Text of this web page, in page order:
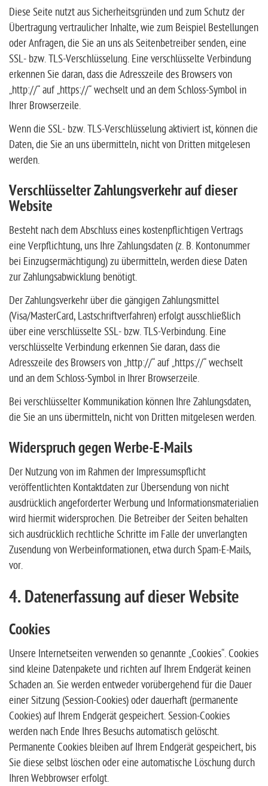
Diese Seite nutzt aus Sicherheitsgründen und zum Schutz der
Übertragung vertraulicher Inhalte, wie zum Beispiel Bestellungen
oder Anfragen, die Sie an uns als Seitenbetreiber senden, eine
SSL- bzw. TLS-Verschlüsselung. Eine verschlüsselte Verbindung
erkennen Sie daran, dass die Adresszeile des Browsers von
„http://“ auf „https://“ wechselt und an dem Schloss-Symbol in
Ihrer Browserzeile.
Wenn die SSL- bzw. TLS-Verschlüsselung aktiviert ist, können die
Daten, die Sie an uns übermitteln, nicht von Dritten mitgelesen
werden.
Verschlüsselter Zahlungsverkehr auf dieser
Website
Besteht nach dem Abschluss eines kostenpflichtigen Vertrags
eine Verpflichtung, uns Ihre Zahlungsdaten (z. B. Kontonummer
bei Einzugsermächtigung) zu übermitteln, werden diese Daten
zur Zahlungsabwicklung benötigt.
Der Zahlungsverkehr über die gängigen Zahlungsmittel
(Visa/MasterCard, Lastschriftverfahren) erfolgt ausschließlich
über eine verschlüsselte SSL- bzw. TLS-Verbindung. Eine
verschlüsselte Verbindung erkennen Sie daran, dass die
Adresszeile des Browsers von „http://“ auf „https://“ wechselt
und an dem Schloss-Symbol in Ihrer Browserzeile.
Bei verschlüsselter Kommunikation können Ihre Zahlungsdaten,
die Sie an uns übermitteln, nicht von Dritten mitgelesen werden.
Widerspruch gegen Werbe-E-Mails
Der Nutzung von im Rahmen der Impressumspflicht
veröffentlichten Kontaktdaten zur Übersendung von nicht
ausdrücklich angeforderter Werbung und Informationsmaterialien
wird hiermit widersprochen. Die Betreiber der Seiten behalten
sich ausdrücklich rechtliche Schritte im Falle der unverlangten
Zusendung von Werbeinformationen, etwa durch Spam-E-Mails,
vor.
4. Datenerfassung auf dieser Website
Cookies
Unsere Internetseiten verwenden so genannte „Cookies“. Cookies
sind kleine Datenpakete und richten auf Ihrem Endgerät keinen
Schaden an. Sie werden entweder vorübergehend für die Dauer
einer Sitzung (Session-Cookies) oder dauerhaft (permanente
Cookies) auf Ihrem Endgerät gespeichert. Session-Cookies
werden nach Ende Ihres Besuchs automatisch gelöscht.
Permanente Cookies bleiben auf Ihrem Endgerät gespeichert, bis
Sie diese selbst löschen oder eine automatische Löschung durch
Ihren Webbrowser erfolgt.